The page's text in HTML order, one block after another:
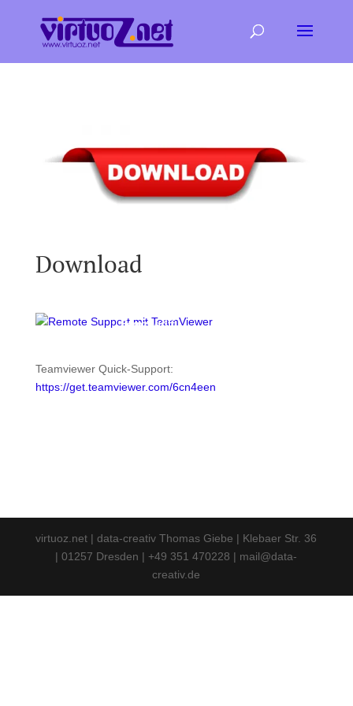
Download
Fernzugriff
Teamviewer Quick-Support:
https://get.teamviewer.com/6cn4een
virtuoz.net | data-creativ Thomas Giebe | Klebaer Str. 36
| 01257 Dresden | +49 351 470228 | mail@data-
creativ.de